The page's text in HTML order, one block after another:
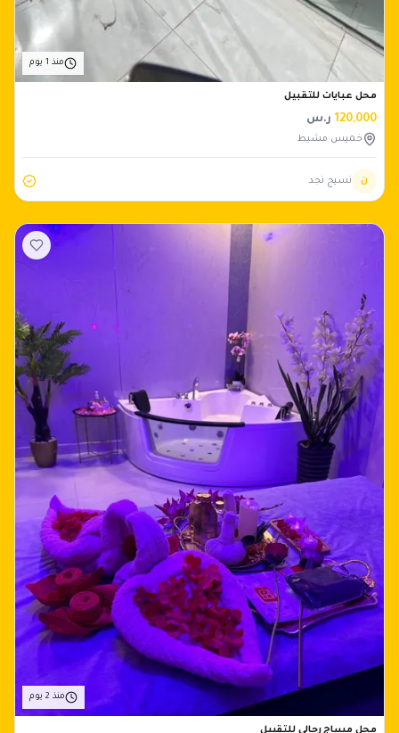
منذ 1 يوم
محل عبايات للتقبيل
120,000 ر.س
خميس مشيط
ن نسيج نجد
منذ 2 يوم
محل مساج رجالي للتقبيل